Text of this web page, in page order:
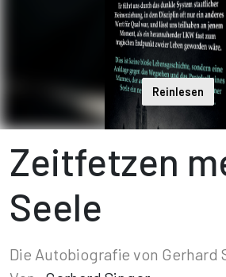
Reinlesen
Zeitfetzen
Seele
Die Autobiografie von Gerhard